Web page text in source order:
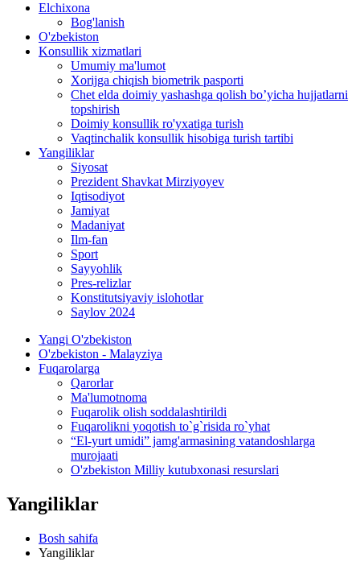
Elchixona
Bog'lanish
O'zbekiston
Konsullik xizmatlari
Umumiy ma'lumot
Xorijga chiqish biometrik pasporti
Chet elda doimiy yashashga qolish bo’yicha hujjatlarni
topshirish
Doimiy konsullik ro'yxatiga turish
Vaqtinchalik konsullik hisobiga turish tartibi
Yangiliklar
Siyosat
Prezident Shavkat Mirziyoyev
Iqtisodiyot
Jamiyat
Madaniyat
Ilm-fan
Sport
Sayyohlik
Pres-relizlar
Konstitutsiyaviy islohotlar
Saylov 2024
Yangi O'zbekiston
O'zbekiston - Malayziya
Fuqarolarga
Qarorlar
Ma'lumotnoma
Fuqarolik olish soddalashtirildi
Fuqarolikni yoqotish to`g`risida ro`yhat
“El-yurt umidi” jamg'armasining vatandoshlarga
murojaati
O'zbekiston Milliy kutubxonasi resurslari
Yangiliklar
Bosh sahifa
Yangiliklar